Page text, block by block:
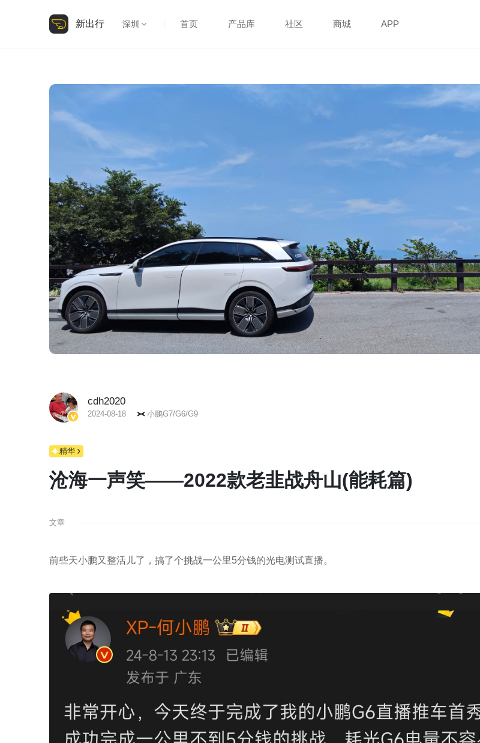
新出行 深圳 首页 产品库 社区 商城 APP
cdh2020
2024-08-18 小鹏G7/G6/G9
精华
沧海一声笑——2022款老韭战舟山(能耗篇)
文章
前些天小鹏又整活儿了，搞了个挑战一公里5分钱的光电测试直播。